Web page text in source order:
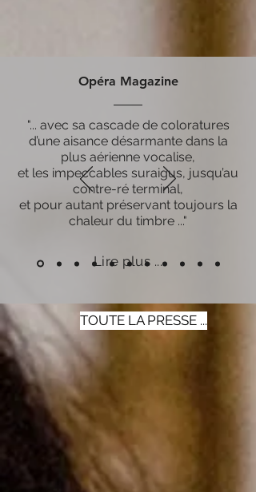
Opéra Magazine
"... avec sa cascade de coloratures
d’une aisance désarmante dans la
plus aérienne vocalise,
et les impeccables suraigus, jusqu’au
contre-ré terminal,
et pour autant préservant toujours la
chaleur du timbre ..."
Lire plus ...
TOUTE LA PRESSE ...